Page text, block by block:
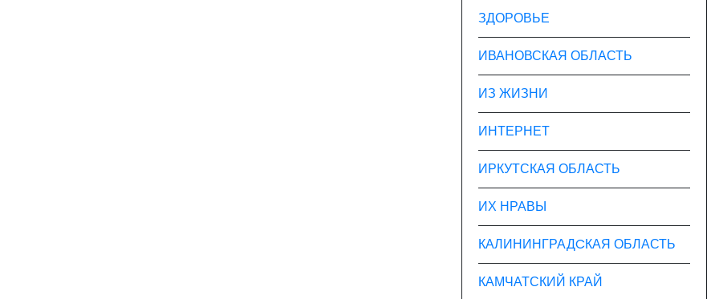
ЗДОРОВЬЕ
ИВАНОВСКАЯ ОБЛАСТЬ
ИЗ ЖИЗНИ
ИНТЕРНЕТ
ИРКУТСКАЯ ОБЛАСТЬ
ИХ НРАВЫ
КАЛИНИНГРАДCКАЯ ОБЛАСТЬ
КАМЧАТСКИЙ КРАЙ